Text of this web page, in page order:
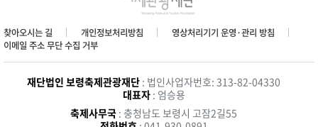
찾아오시는 길 개인정보처리방침
영상처리기기 운영·관리 방침
이메일 주소 무단 수집 거부
재단법인 보령축제관광재단 : 법인사업자번호: 313-82-04330
대표자: 엄승용
축제사무국 : 충청남도 보령시 고잠2길55